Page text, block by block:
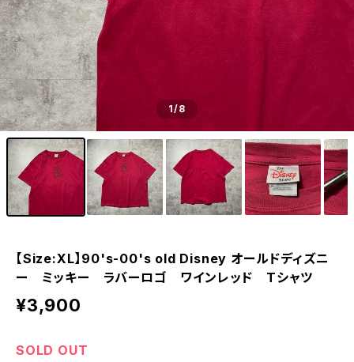
1/8
【Size:XL】90's-00's old Disney オールドディズニ
ー ミッキー ラバーロゴ ワインレッド Tシャツ
¥3,900
SOLD OUT